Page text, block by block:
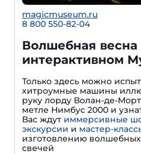
magicmuseum.ru
8 800 550-82-04
Волшебная весна
интерактивном
Только здесь можно
хитроумные машины
руку лорду Волан-де-
метле Нимбус 2000 и
Вас ждут иммерсивные
экскурсии и мастер-
изготовлению
свечей